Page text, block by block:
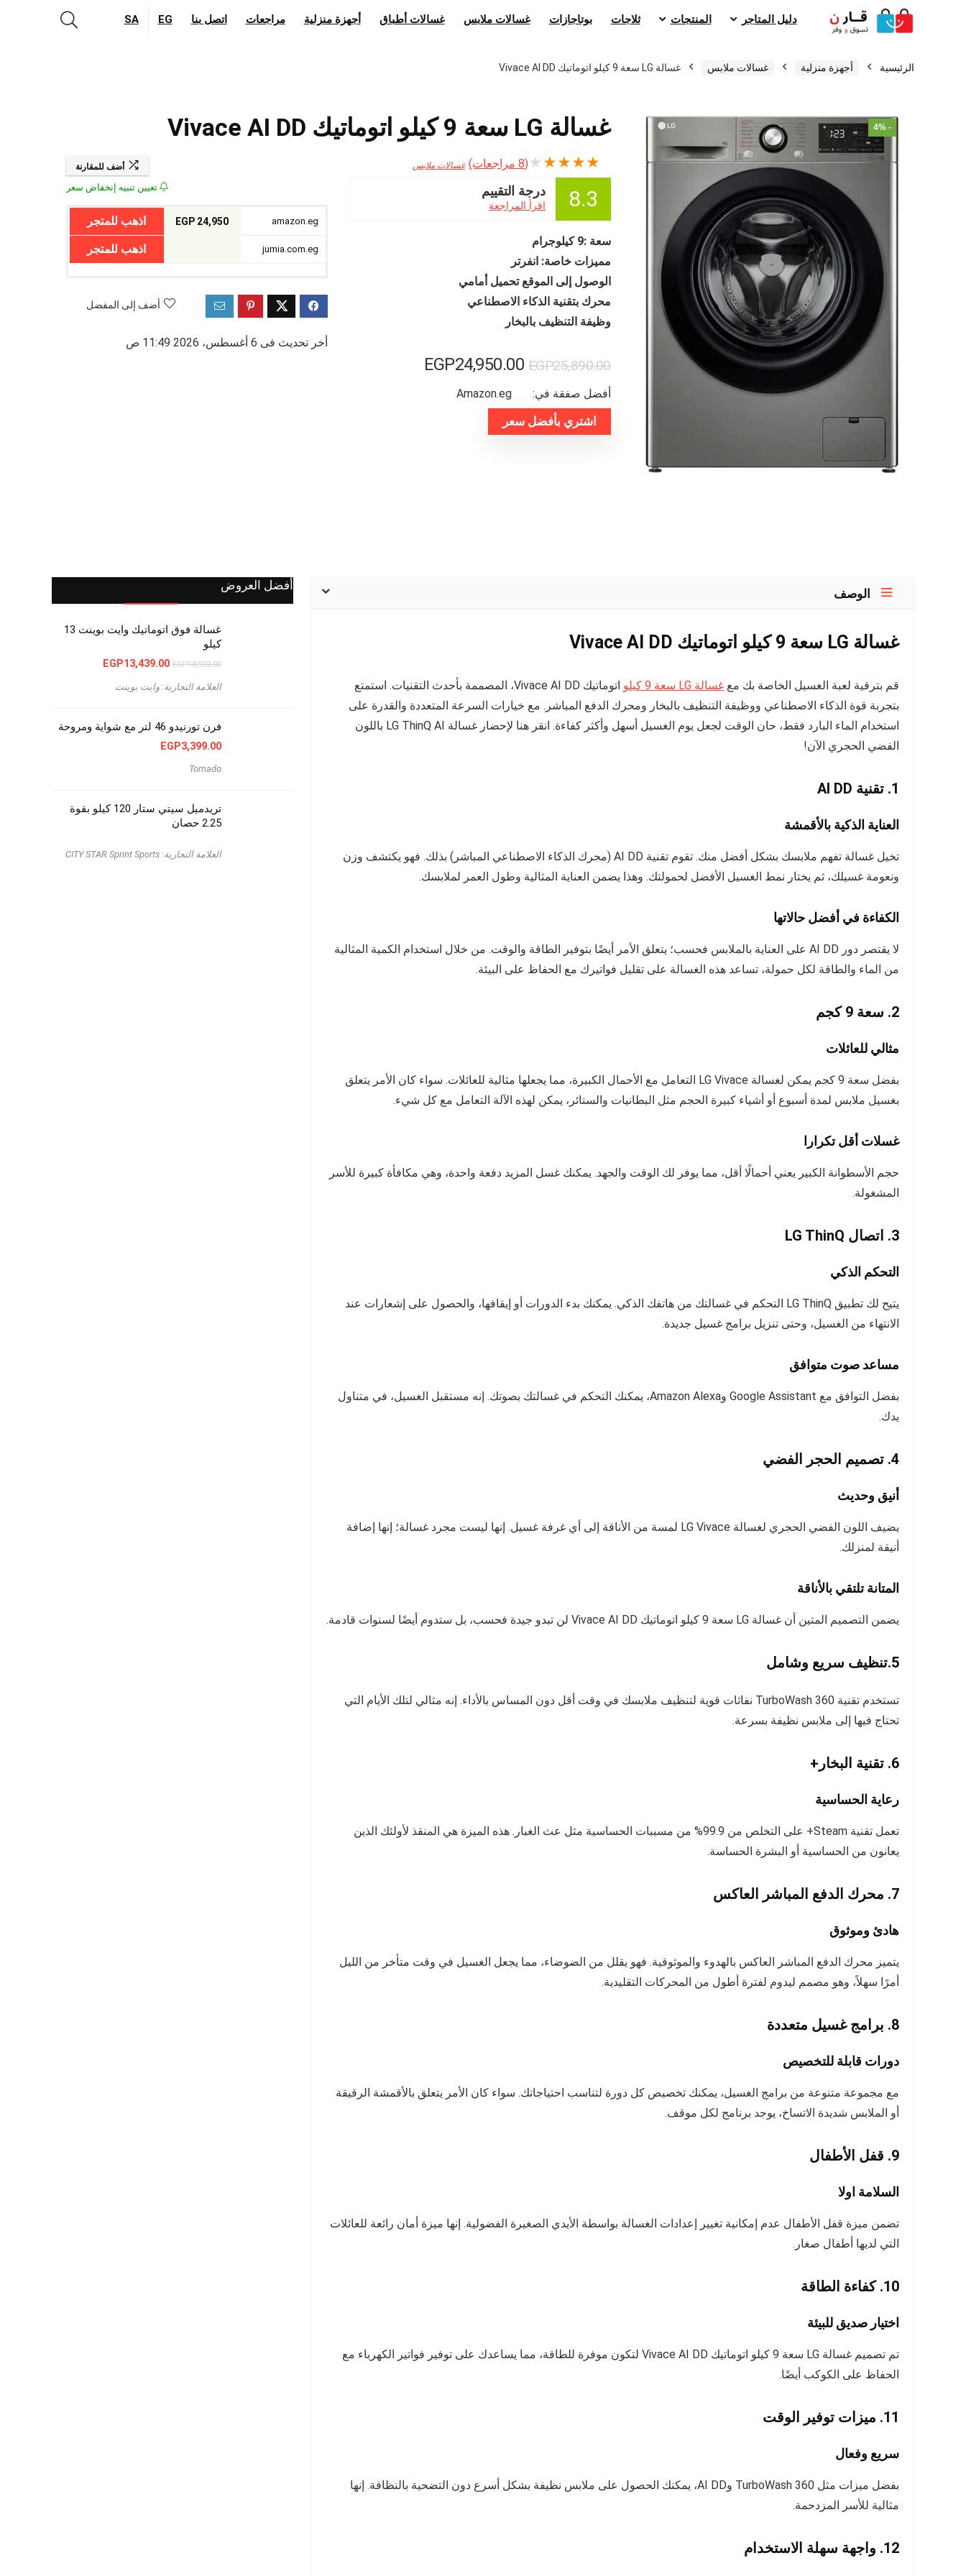
دليل المتاجر المنتجات ثلاجات بوتاجازات غسالات ملابس غسالات أطباق أجهزة منزلية مراجعات اتصل بنا EG
SA
الرئيسية أجهزة منزلية غسالات ملابس غسالة LG سعة 9 كيلو اتوماتيك Vivace AI DD
- 4% غسالة LG سعة 9 كيلو اتوماتيك Vivace AI DD
★
★
★
★
★
(
8 مراجعات) غسالات ملابس أضف للمقارنة
8.3 درجة التقييم
اقرأ المراجعة
سعة :9 كيلوجرام
مميزات خاصة: انفرتر
الوصول إلى الموقع تحميل أمامي
محرك بتقنية الذكاء الاصطناعي
وظيفة التنظيف بالبخار
EGP25,890.00
السعر
هو:
EGP25,890.00.
EGP24,950.00
أفضل صفقة في: amazon.eg
اشتري بأفضل سعر
تعيين تنبيه إنخفاض سعر
24,950 EGP اذهب للمتجر
اذهب للمتجر
أضف إلى المفضل
أخر تحديث فى 6 أغسطس، 2026 11:49 ص
الوصف
غسالة LG سعة 9 كيلو اتوماتيك Vivace AI DD
قم بترقية لعبة الغسيل الخاصة بك مع غسالة LG سعة 9 كيلو
اتوماتيك Vivace AI DD، المصممة بأحدث التقنيات. استمتع
بتجربة قوة الذكاء الاصطناعي ووظيفة التنظيف بالبخار ومحرك الدفع المباشر. مع خيارات السرعة المتعددة والقدرة على
استخدام الماء البارد فقط، حان الوقت لجعل يوم الغسيل أسهل وأكثر كفاءة. انقر هنا لإحضار غسالة LG ThinQ AI باللون
الفضي الحجري الآن!
1. تقنية AI DD
العناية الذكية بالأقمشة
تخيل غسالة تفهم ملابسك بشكل أفضل منك. تقوم تقنية AI DD (محرك الذكاء الاصطناعي المباشر) بذلك. فهو يكتشف وزن
ونعومة غسيلك، ثم يختار نمط الغسيل الأفضل لحمولتك. وهذا يضمن العناية المثالية وطول العمر لملابسك.
الكفاءة في أفضل حالاتها
لا يقتصر دور AI DD على العناية بالملابس فحسب؛ يتعلق الأمر أيضًا بتوفير الطاقة والوقت. من خلال استخدام الكمية المثالية
من الماء والطاقة لكل حمولة، تساعد هذه الغسالة على تقليل فواتيرك مع الحفاظ على البيئة.
2. سعة 9 كجم
مثالي للعائلات
بفضل سعة 9 كجم يمكن لغسالة LG Vivace التعامل مع الأحمال الكبيرة، مما يجعلها مثالية للعائلات. سواء كان الأمر يتعلق
بغسيل ملابس لمدة أسبوع أو أشياء كبيرة الحجم مثل البطانيات والستائر، يمكن لهذه الآلة التعامل مع كل شيء.
غسلات أقل تكرارا
حجم الأسطوانة الكبير يعني أحمالًا أقل، مما يوفر لك الوقت والجهد. يمكنك غسل المزيد دفعة واحدة، وهي مكافأة كبيرة للأسر
المشغولة.
3. اتصال LG ThinQ
التحكم الذكي
يتيح لك تطبيق LG ThinQ التحكم في غسالتك من هاتفك الذكي. يمكنك بدء الدورات أو إيقافها، والحصول على إشعارات عند
الانتهاء من الغسيل، وحتى تنزيل برامج غسيل جديدة.
مساعد صوت متوافق
بفضل التوافق مع Google Assistant وAmazon Alexa، يمكنك التحكم في غسالتك بصوتك. إنه مستقبل الغسيل، في متناول
يدك.
4. تصميم الحجر الفضي
أنيق وحديث
يضيف اللون الفضي الحجري لغسالة LG Vivace لمسة من الأناقة إلى أي غرفة غسيل. إنها ليست مجرد غسالة؛ إنها إضافة
أنيقة لمنزلك.
المتانة تلتقي بالأناقة
يضمن التصميم المتين أن غسالة LG سعة 9 كيلو اتوماتيك Vivace AI DD لن تبدو جيدة فحسب، بل ستدوم أيضًا لسنوات قادمة.
5.تنظيف سريع وشامل
تستخدم تقنية TurboWash 360 نفاثات قوية لتنظيف ملابسك في وقت أقل دون المساس بالأداء. إنه مثالي لتلك الأيام التي
تحتاج فيها إلى ملابس نظيفة بسرعة.
6. تقنية البخار+
رعاية الحساسية
تعمل تقنية Steam+ على التخلص من 99.9% من مسببات الحساسية مثل عث الغبار. هذه الميزة هي المنقذ لأولئك الذين
يعانون من الحساسية أو البشرة الحساسة.
7. محرك الدفع المباشر العاكس
هادئ وموثوق
يتميز محرك الدفع المباشر العاكس بالهدوء والموثوقية. فهو يقلل من الضوضاء، مما يجعل الغسيل في وقت متأخر من الليل
أمرًا سهلاً، وهو مصمم ليدوم لفترة أطول من المحركات التقليدية.
8. برامج غسيل متعددة
دورات قابلة للتخصيص
مع مجموعة متنوعة من برامج الغسيل، يمكنك تخصيص كل دورة لتناسب احتياجاتك. سواء كان الأمر يتعلق بالأقمشة الرقيقة
أو الملابس شديدة الاتساخ، يوجد برنامج لكل موقف.
9. قفل الأطفال
السلامة اولا
تضمن ميزة قفل الأطفال عدم إمكانية تغيير إعدادات الغسالة بواسطة الأيدي الصغيرة الفضولية. إنها ميزة أمان رائعة للعائلات
التي لديها أطفال صغار.
10. كفاءة الطاقة
اختيار صديق للبيئة
تم تصميم غسالة LG سعة 9 كيلو اتوماتيك Vivace AI DD لتكون موفرة للطاقة، مما يساعدك على توفير فواتير الكهرباء مع
الحفاظ على الكوكب أيضًا.
11. ميزات توفير الوقت
سريع وفعال
بفضل ميزات مثل TurboWash 360 وAI DD، يمكنك الحصول على ملابس نظيفة بشكل أسرع دون التضحية بالنظافة. إنها
مثالية للأسر المزدحمة.
12. واجهة سهلة الاستخدام
أفضل العروض
غسالة فوق اتوماتيك وايت بوينت 13
كيلو
EGP18,932.00
السعر
هو:
EGP18,932.00.
EGP13,439.00
العلامة التجارية: وايت بوينت
فرن تورنيدو 46 لتر مع شواية ومروحة
EGP3,399.00
Tornado
تريدميل سيتي ستار 120 كيلو بقوة
2.25 حصان
العلامة التجارية: CITY STAR Sprint Sports